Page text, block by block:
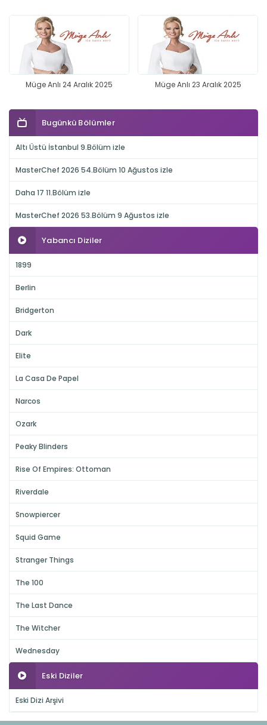
Müge Anlı 24 Aralık 2025 Müge Anlı 23 Aralık 2025
Bugünkü Bölümler
Altı Üstü İstanbul 9.Bölüm izle
MasterChef 2026 54.Bölüm 10 Ağustos izle
Daha 17 11.Bölüm izle
MasterChef 2026 53.Bölüm 9 Ağustos izle
Yabancı Diziler
1899
Berlin
Bridgerton
Dark
Elite
La Casa De Papel
Narcos
Ozark
Peaky Blinders
Rise Of Empires: Ottoman
Riverdale
Snowpiercer
Squid Game
Stranger Things
The 100
The Last Dance
The Witcher
Wednesday
Eski Diziler
Eski Dizi Arşivi